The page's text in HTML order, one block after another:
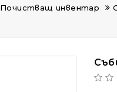
Почистващ инвентар